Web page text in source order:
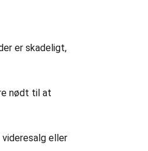
er skadeligt,
nødt til at
eller